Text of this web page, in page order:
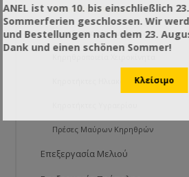
Αντικολλητικά Κεριού
Κηρηθροποιεία Αυτόματα
Πρέσες Μαύρων Κηρηθρών
Επεξεργασία Μελιού
ANEL ist vom 10. bis einschließlich
Sommerferien geschlossen. Wir
und Bestellungen nach dem 23.
Dank und einen schönen Sommer!